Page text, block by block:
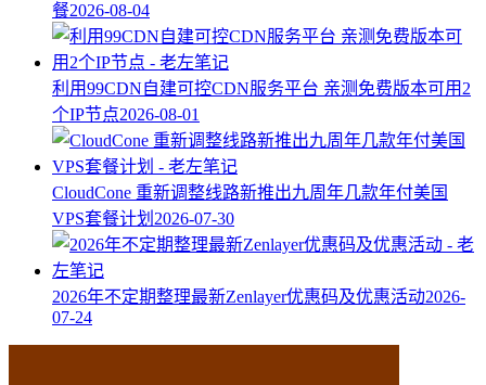
餐2026-08-04
利用99CDN自建可控CDN服务平台 亲测免费版本可用2
个IP节点2026-08-01
CloudCone 重新调整线路新推出九周年几款年付美国
VPS套餐计划 2026-07-30
2026年不定期整理最新Zenlayer优惠码及优惠活动2026-
07-24